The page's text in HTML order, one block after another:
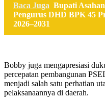
Baca Juga Bupati
Pengurus DHD BPK 45
2026–2031
Bobby juga mengapresiasi
percepatan pembangunan
menjadi salah satu perhatian
pelaksanaannya di daerah.